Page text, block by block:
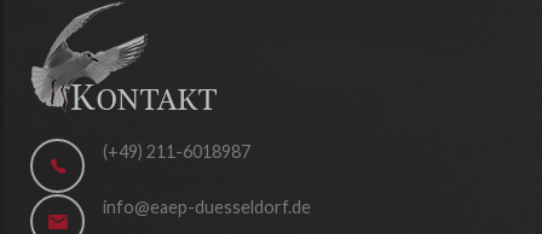
(+49) 211-6018987
info@eaep-duesseldorf.de